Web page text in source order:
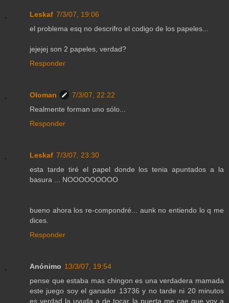
Leskaf 7/3/07, 19:06
el problema esq no descrifro el codigo de los papeles...
jejejej son 2 papeles, verdad?
Responder
Oloman
7/3/07, 22:22
Realmente forman uno sólo...
Responder
Leskaf 7/3/07, 23:30
esta tarde tiré el papel donde los tenia apuntados a la
basura ... NOOOOOOOOO
bueno ahora los re-compondré... aunk no entiendo lo q me
dices.
Responder
Anónimo 13/3/07, 19:54
pense que estaba mas chingon es una verdadera mamada
este juego soy el ganador 13736 y no tarde ni 20 minutos
es verdad la uyuda a de tocar la puerta me cae que voy a